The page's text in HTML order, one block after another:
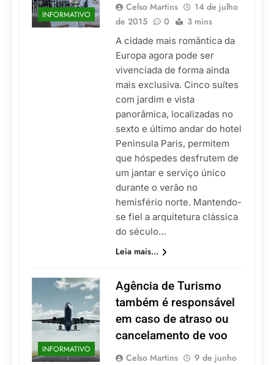
INFORMATIVO
Celso Martins
14 de julho
de 2015
0 3 mins
A cidade mais romântica da
Europa agora pode ser
vivenciada de forma ainda
mais exclusiva. Cinco suítes
com jardim e vista
panorâmica, localizadas no
sexto e último andar do hotel
Peninsula Paris, permitem
que hóspedes desfrutem de
um jantar e serviço único
durante o verão no
hemisfério norte. Mantendo-
se fiel a arquitetura clássica
do século…
Leia mais...
INFORMATIVO
Agência de Turismo
também é responsável
em caso de atraso ou
cancelamento de voo
Celso Martins
9 de junho